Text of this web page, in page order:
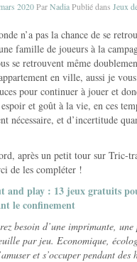
Plateau
Cartes
Enfants
2020ParNadiaPublié dans Jeux
n’a pas la chance de se
famille de joueurs à la
se retrouvent même
en ville, aussi je
pour continuer à jouer et
et goût à la vie, en ces
nécessaire, et d’incertitude
après un petit tour sur Tric-
de les compléter !
and play : 13 jeux gratuits
le confinement
besoin d’une imprimante,
par jeu. Economique,
et s’occuper pendant des